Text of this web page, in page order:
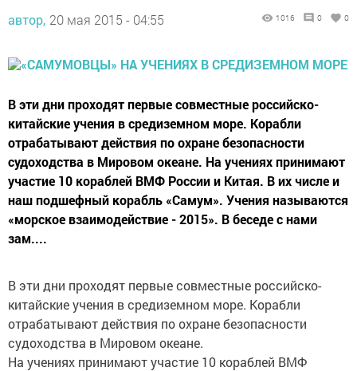
автор, 20 мая 2015 - 04:55 1016 0 0
В эти дни проходят первые совместные российско-
китайские учения в средиземном море. Корабли
отрабатывают действия по охране безопасности
судоходства в Мировом океане. На учениях принимают
участие 10 кораблей ВМФ России и Китая. В их числе и
наш подшефный корабль «Самум». Учения называются
«морское взаимодействие - 2015». В беседе с нами
зам....
В эти дни проходят первые совместные российско-
китайские учения в средиземном море. Корабли
отрабатывают действия по охране безопасности
судоходства в Мировом океане.
На учениях принимают участие 10 кораблей ВМФ